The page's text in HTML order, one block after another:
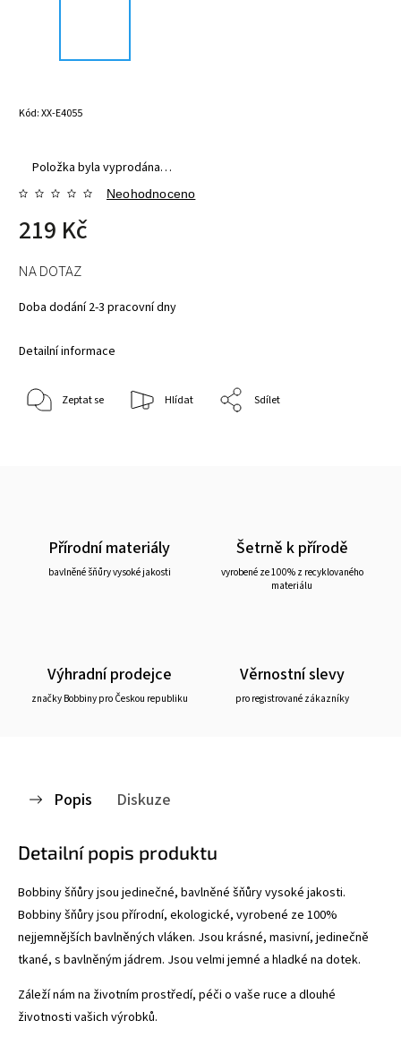
Kód:XX-E4055
Položka byla vyprodána…
Neohodnoceno
219 Kč
NA DOTAZ
Doba dodání 2-3 pracovní dny
Detailní informace
Zeptat se Hlídat Sdílet
Přírodní materiály
bavlněné šňůry vysoké jakosti
Šetrně k přírodě
vyrobené ze 100% z recyklovaného
materiálu
Výhradní prodejce
značky Bobbiny pro Českou republiku
Věrnostní slevy
pro registrované zákazníky
Popis Diskuze
Detailní popis produktu
Bobbiny šňůry jsou jedinečné, bavlněné šňůry vysoké jakosti.
Bobbiny šňůry jsou přírodní, ekologické, vyrobené ze 100%
nejjemnějších bavlněných vláken. Jsou krásné, masivní, jedinečně
tkané, s bavlněným jádrem. Jsou velmi jemné a hladké na dotek.
Záleží nám na životním prostředí, péči o vaše ruce a dlouhé
životnosti vašich výrobků.